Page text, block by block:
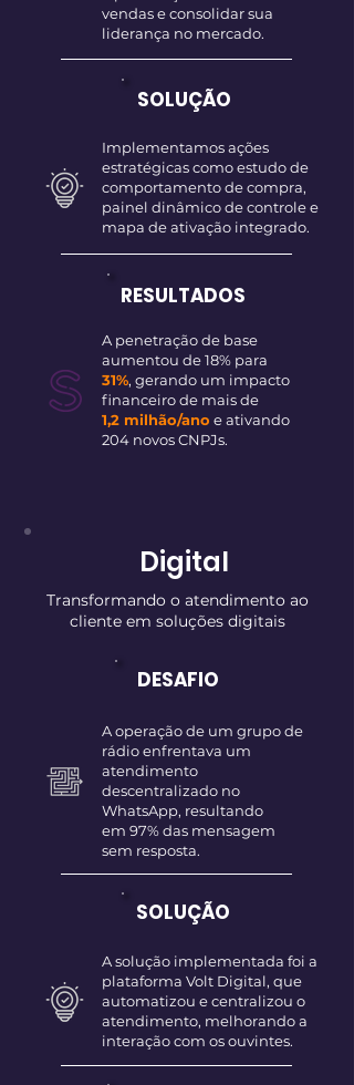
vendas e consolidar sua
liderança no mercado.
SOLUÇÃO
Implementamos ações
estratégicas como estudo de
comportamento de compra,
painel dinâmico de controle e
mapa de ativação integrado.
RESULTADOS
A penetração de base
aumentou de 18% para
31%, gerando um impacto
financeiro de mais de
1,2 milhão/ano e ativando
204 novos CNPJs.
Digital
Transformando o atendimento ao
cliente em soluções digitais
DESAFIO
A operação de um grupo de
rádio enfrentava um
atendimento
descentralizado no
WhatsApp, resultando
em 97% das mensagem
sem resposta.
SOLUÇÃO
A solução implementada foi a
plataforma Volt Digital, que
automatizou e centralizou o
atendimento, melhorando a
interação com os ouvintes.